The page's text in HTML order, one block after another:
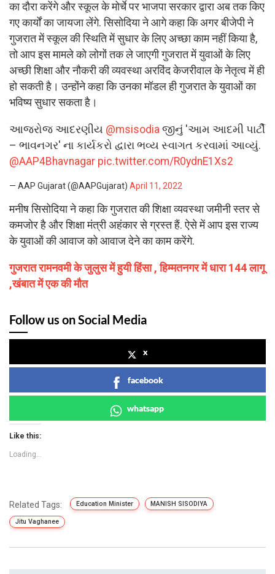
का दौरा करेंगे और स्कूल के मोर्चे पर भाजपा सरकार द्वारा अब तक किए
गए कार्यों का जायजा लेंगे. सिसोदिया ने आगे कहा कि अगर बीजेपी ने
गुजरात में स्कूल की स्थिति में सुधार के लिए अच्छा काम नहीं किया है,
तो आप इस मामले को लोगों तक ले जाएगी गुजरात में युवाओं के लिए
अच्छी शिक्षा और नौकरी की व्यवस्था अरविंद केजरीवाल के नेतृत्व में ही
हो सकती है। उन्होंने कहा कि उनका मॉडल ही गुजरात के युवाओं का
भविष्य सुधार सकता है।
આજરોજ આદરણીય @msisodia જીનું 'આમ આદમી પાર્ટી
– ભાવનગર' ના કાર્યકરો દ્વારા ભવ્ય સ્વાગત કરવામાં આવ્યું.
@AAP4Bhavnagar pic.twitter.com/R0ydnE1Xs2
— AAP Gujarat (@AAPGujarat) April 11, 2022
मनीष सिसोदिया ने कहा कि गुजरात की शिक्षा व्यवस्था जमीनी स्तर से
कमजोर है और शिक्षा मंत्री अहंकार से ग्रस्त हैं. ऐसे में आप इस राज्य
के युवाओं की आवाज को आवाज देने का काम करेंगे.
गुजरात रामनवमी के जुलुस में हुयी हिंसा , हिम्मतनगर में धारा 144 लागू
,खंबात में एक की मौत
Follow us on Social Media
x
facebook
whatsapp
Like this:
Loading...
Related Tags: Education Minister MANISH SISODIYA
Jitu Vaghanee